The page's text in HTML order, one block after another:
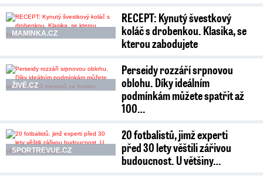
MAMINKA.CZ
RECEPT: Kynutý švestkový
koláč s drobenkou. Klasika, se
kterou zabodujete
ŽIVĚ.CZ
Perseidy rozzáří srpnovou
oblohu. Díky ideálním
podmínkám můžete spatřit až
100…
SPORTREVUE.CZ
20 fotbalistů, jimž experti
před 30 lety věštili zářivou
budoucnost. U většiny…